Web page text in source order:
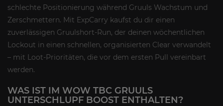
schlechte Positionierung während Gruuls Wachstum und
Zerschmettern. Mit ExpCarry kaufst du dir einen
zuverlässigen Gruulshort-Run, der deinen wöchentlichen
Lockout in einen schnellen, organisierten Clear verwandelt
– mit Loot-Prioritäten, die vor dem ersten Pull vereinbart
werden.
WAS IST IM WOW TBC GRUULS
UNTERSCHLUPF BOOST ENTHALTEN?